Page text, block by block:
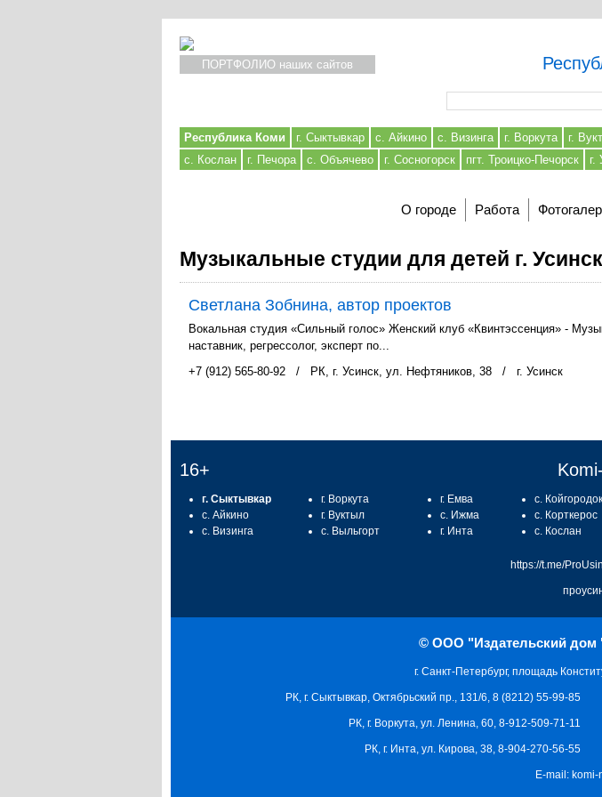
ПОРТФОЛИО наших сайтов
Республика Коми г. Сыктывкар с. Айкино с. Визинга г. Воркута г.
с. Кослан
г. Печора с. Объячево г. Сосногорск пгт. Троицко-Печорск г.
О городе Работа
Музыкальные студии для детей г. Усинск
Светлана Зобнина, автор проектов
Вокальная студия «Сильный голос» Женский клуб «Квинтэссенция» -
наставник, регрессолог, эксперт по...
+7 (912) 565-80-92
/ РК, г. Усинск, ул. Нефтяников, 38 / г. Усинск
16+
г. Сыктывкар
с. Айкино
с. Визинга
г. Воркута
г. Вуктыл
с. Выльгорт
г. Емва
с. Ижма
г. Инта
с. Койгородок
с. Корткерос
с. Кослан
https://t.me/
© ООО "Издательский дом
г. Санкт-Петербург, площадь
РК, г. Сыктывкар, Октябрьский пр., 131/6, 8 (8212) 55-99-85
РК, г. Воркута, ул. Ленина, 60, 8-912-509-71-11
РК, г. Инта, ул. Кирова, 38, 8-904-270-56-55
E-mail: komi-